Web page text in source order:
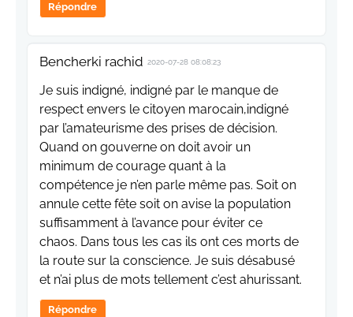
Répondre
Bencherki rachid 2020-07-28 08:08:23
Je suis indigné, indigné par le manque de
respect envers le citoyen marocain,indigné
par l’amateurisme des prises de décision.
Quand on gouverne on doit avoir un
minimum de courage quant à la
compétence je n’en parle même pas. Soit on
annule cette fête soit on avise la population
suffisamment à l’avance pour éviter ce
chaos. Dans tous les cas ils ont ces morts de
la route sur la conscience. Je suis désabusé
et n’ai plus de mots tellement c’est ahurissant.
Répondre